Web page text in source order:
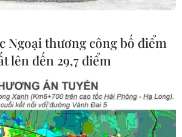
nghệ
công nghệ
#Kinh tế vùng
Ngoại thương công bố điểm
lên đến 29,7 điểm